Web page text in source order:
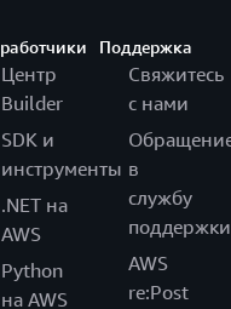
Центр
Builder
SDK и
инструменты
.NET на
AWS
Python
на AWS
Поддержка
Свяжитесь
с нами
в
службу
поддержки
AWS
re:Post